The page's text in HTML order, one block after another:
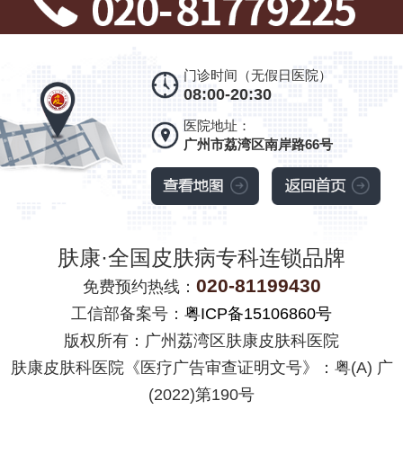
门诊时间（无假日医院）
08:00-20:30
医院地址：
广州市荔湾区南岸路66号
肤康·全国皮肤病专科连锁品牌
免费预约热线： 020-81199430
工信部备案号： 粤ICP备15106860号
版权所有：广州荔湾区肤康皮肤科医院
肤康皮肤科医院《医疗广告审查证明文号》：粤(A) 广
(2022)第190号